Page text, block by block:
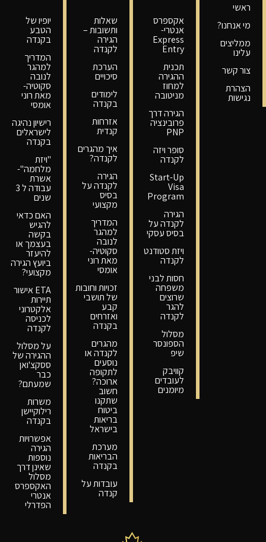
ראשי
מי אנחנו?
ממליצים
עלינו
צור קשר
הצהרת
נגישות
אקספרס
אנטרי-
Express
Entry
תכנית
ההגירה
למחוז
מניטובה
הגירה דרך
פרובינציה
PNP
סופר ויזה
לקנדה
Start-Up
Visa
Program
הגירה
לקנדה על
בסיס עסקי
ויזת סטודנט
לקנדה
חסות לבני
משפחה
שרוצים
להגר
לקנדה
מסלול
הספונסר
שיפ
קוויבק
לעובדים
מיומנים
שאלות
ותשובות –
הגירה
לקנדה
הערכת
סיכויים
לימודים
בקנדה
אזרחות
קנדית
איך מהגרים
לקנדה?
הגירה
לקנדה על
בסיס
מקצועי
המדריך
למהגר
לנובה
סקוטיה-
מאת רוני
אומסי
זכויות וחובות
של תושבי
קבע
ואזרחים
בקנדה
מהגרים
לקנדה או
נוסעים
לתקופה
ארוכה?
חשוב
שתקנו
ביטוח
בריאות
בישראל
מערכת
הבריאות
בקנדה
עובדות על
קנדה
יופיו של
הטבע
בקנדה
המדריך
למהגר
לנובה
סקוטיה-
מאת רוני
אומסי
רישיון נהיגה
לישראלים
בקנדה
"ויזת
מלחמה"-
אשרת
עבודה ל 3
שנים
האם כדאי
להגיש
בקשה
בעצמך או
להיעזר
ביועץ הגירה
מקצועי?
ETA אישור
תיירות
אלקטרוני
לכניסה
לקנדה
על מסלול
ההגירה של
ססקצ'ואן
כבר
שמעתם?
משרות
רילוקיישן
בקנדה
אפשרויות
הגירה
נוספות
שאינן דרך
מסלול
האקספרס
אנטרי
הפדרלי